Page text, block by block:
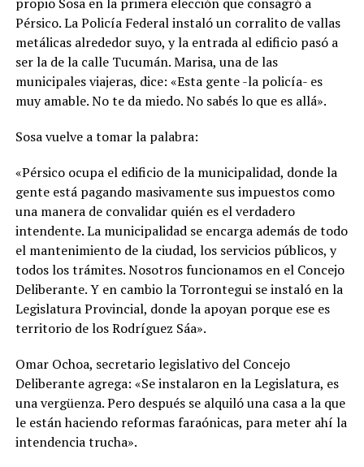
Pérsico. La Policía Federal instaló un corralito de vallas
metálicas alrededor suyo, y la entrada al edificio pasó a
ser la de la calle Tucumán. Marisa, una de las
municipales viajeras, dice: «Esta gente -la policía- es
muy amable. No te da miedo. No sabés lo que es allá».
Sosa vuelve a tomar la palabra:
«Pérsico ocupa el edificio de la municipalidad, donde la
gente está pagando masivamente sus impuestos como
una manera de convalidar quién es el verdadero
intendente. La municipalidad se encarga además de todo
el mantenimiento de la ciudad, los servicios públicos, y
todos los trámites. Nosotros funcionamos en el Concejo
Deliberante. Y en cambio la Torrontegui se instaló en la
Legislatura Provincial, donde la apoyan porque ese es
territorio de los Rodríguez Sáa».
Omar Ochoa, secretario legislativo del Concejo
Deliberante agrega: «Se instalaron en la Legislatura, es
una vergüenza. Pero después se alquiló una casa a la que
le están haciendo reformas faraónicas, para meter ahí la
intendencia trucha».